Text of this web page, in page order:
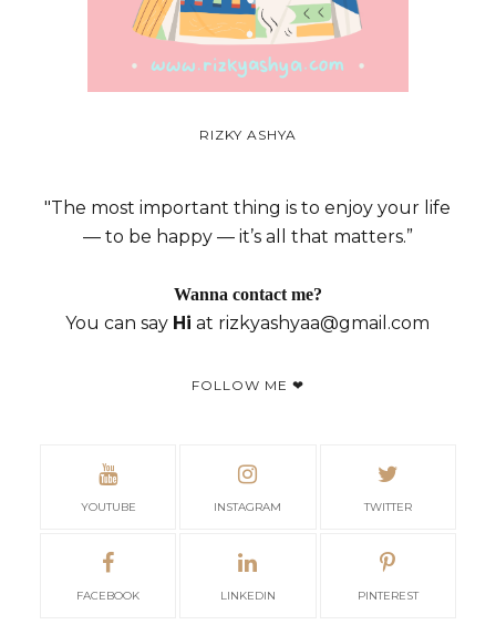
RIZKY ASHYA
"The most important thing is to enjoy your life
— to be happy — it’s all that matters.”
Wanna contact me?
You can say Hi at rizkyashyaa@gmail.com
FOLLOW ME ❤
YOUTUBE INSTAGRAM TWITTER
FACEBOOK LINKEDIN PINTEREST